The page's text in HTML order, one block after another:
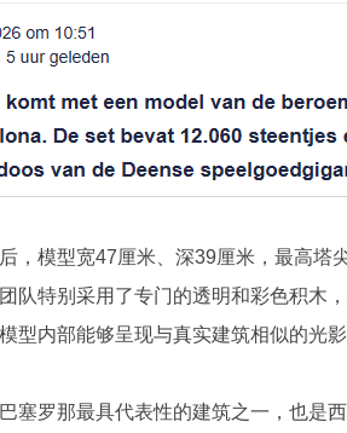
，模型宽47厘米、深39厘米，最高塔
队特别采用了专门的透明和彩色积木
型内部能够呈现与真实建筑相似的光
塞罗那最具代表性的建筑之一，也是